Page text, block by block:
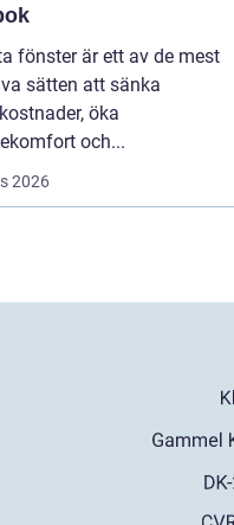
fönster är ett av de mest
sätten att sänka
öka
och...
2026